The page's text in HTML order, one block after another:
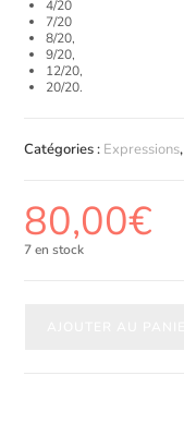
4/20
7/20
8/20,
9/20,
12/20,
20/20.
Catégories : Expressions,
80,00€
7 en stock